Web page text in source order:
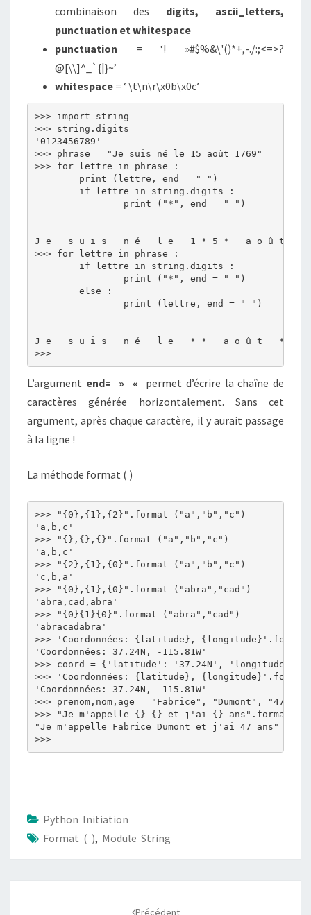
combinaison des digits, ascii_letters,
punctuation et whitespace
punctuation = ‘! »#$%&\'()*+,-./:;<=>?
@[\\]^_`{|}~’
whitespace = ‘ \t\n\r\x0b\x0c’
>>> import string
>>> string.digits
'0123456789'
>>> phrase = "Je suis né le 15 août 1769"
>>> for lettre in phrase :
J e   s u i s   n é   l e   1 * 5 *   a o û t
>>> for lettre in phrase :
J e   s u i s   n é   l e   * *   a o û t   * *
>>>
L’argument end= » «
permet d’écrire la chaîne de
caractères générée horizontalement. Sans cet
argument, après chaque caractère, il y aurait passage
à la ligne !
La méthode format ( )
>>> "{0},{1},{2}".format ("a","b","c")
'a,b,c'
>>> "{},{},{}".format ("a","b","c")
'a,b,c'
>>> "{2},{1},{0}".format ("a","b","c")
'c,b,a'
>>> "{0},{1},{0}".format ("abra","cad")
'abra,cad,abra'
>>> "{0}{1}{0}".format ("abra","cad")
'abracadabra'
>>> 'Coordonnées: {latitude},
'Coordonnées: 37.24N, -115.81W'
>>> coord = {'latitude': '37.24N', 'longitude': '-
>>> 'Coordonnées: {latitude},
'Coordonnées: 37.24N, -115.81W'
>>> prenom,nom,age = "Fabrice", "Dumont", "47"
>>> "Je m'appelle {} {} et j'ai {} ans".format
"Je m'appelle Fabrice Dumont et j'ai 47 ans"
Python Initiation
Format ( ), Module String
Précédent